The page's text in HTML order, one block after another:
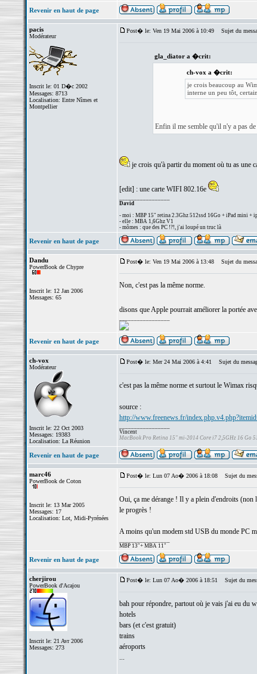
Revenir en haut de page
pacis
Modérateur
Inscrit le: 01 D�c 2002
Messages: 8713
Localisation: Entre Nîmes et
Montpellier
Post� le: Ven 19 Mai 2006 à 10:49 Sujet du
gla_diator a �crit:
ch-vox a �crit:
je crois beaucoup au
interne un peu tôt,
Enfin il me semble qu'il n'y a pas
je crois qu'à partir du moment où tu as une
[edit] : une carte WIFI 802.16e
David
- moi : MBP 15" retina 2.3Ghz 512ssd 16Go + iPad mini +
- elle : MBA 1,6Ghz V1
- mômes : que des PC !?!, j'ai loupé un truc là
Revenir en haut de page
Dandu
PowerBook de Chypre
Inscrit le: 12 Jan 2006
Messages: 65
Post� le: Ven 19 Mai 2006 à 13:48 Sujet du
Non, c'est pas la même norme.
disons que Apple pourrait améliorer la portée
Revenir en haut de page
ch-vox
Modérateur
Inscrit le: 22 Oct 2003
Messages: 19383
Localisation: La Réunion
Post� le: Mer 24 Mai 2006 à 4:41 Sujet du
c'est pas la même norme et surtout le Wimax
source :
http://www.freenews.fr/
Vincent
MacBook Pro Retina 15" mi-2014 Core i7 2,5GHz 16 Go
Revenir en haut de page
marc46
PowerBook de Coton
Inscrit le: 13 Mar 2005
Messages: 17
Localisation: Lot, Midi-Pyrénées
Post� le: Lun 07 Ao� 2006 à 18:08 Sujet du
Oui, ça me dérange ! Il y a plein d'endroits (non
le progrès !
A moins qu'un modem std USB du monde PC
MBP 13"+ MBA 11"
Revenir en haut de page
cherjirou
PowerBook d'Acajou
Inscrit le: 21 Avr 2006
Messages: 273
Post� le: Lun 07 Ao� 2006 à 18:51 Sujet du
bah pour répondre, partout où je vais j'ai eu du
hotels
bars (et c'est gratuit)
trains
aéroports
...